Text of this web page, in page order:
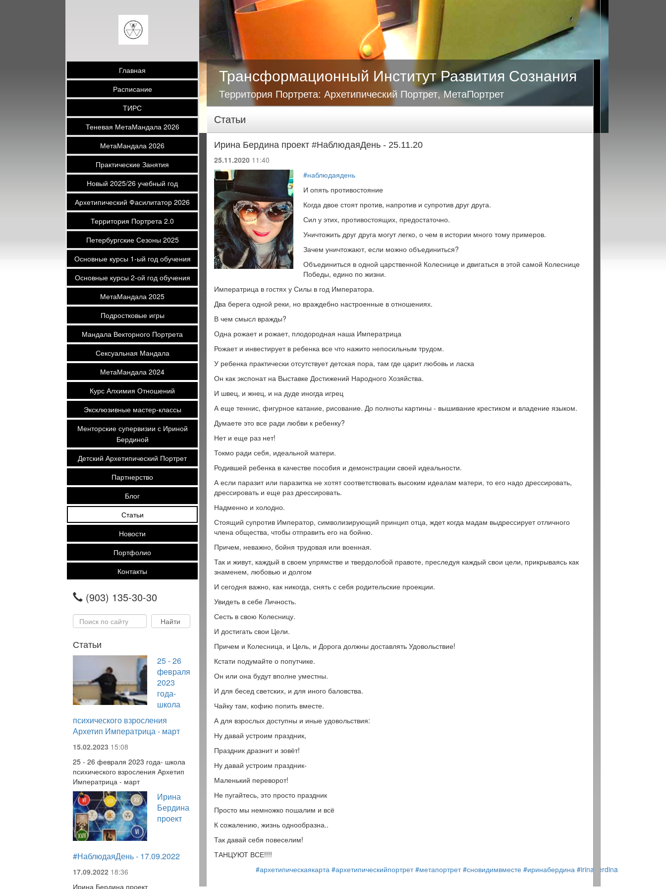
Главная
Расписание
ТИРС
Теневая МетаМандала 2026
МетаМандала 2026
Практические Занятия
Новый 2025/26 учебный год
Архетипический Фасилитатор 2026
Территория Портрета 2.0
Петербургские Сезоны 2025
Основные курсы 1-ый год обучения
Основные курсы 2-ой год обучения
МетаМандала 2025
Подростковые игры
Мандала Векторного Портрета
Сексуальная Мандала
МетаМандала 2024
Курс Алхимия Отношений
Эксклюзивные мастер-классы
Менторские супервизии с Ириной
Бердиной
Детский Архетипический Портрет
Партнерство
Блог
Статьи
Новости
Портфолио
Контакты
(903) 135-30-30
Статьи
25 - 26
февраля
2023
года-
школа
психического взросления
Архетип Императрица - март
15.02.2023 15:08
25 - 26 февраля 2023 года- школа
психического взросления Архетип
Императрица - март
Ирина
Бердина
проект
#НаблюдаяДень - 17.09.2022
17.09.2022 18:36
Ирина Бердина проект
Трансформационный Институт Развития Сознания
Территория Портрета: Архетипический Портрет, МетаПортрет
Статьи
Ирина Бердина проект #НаблюдаяДень - 25.11.20
25.11.2020 11:40
#наблюдаядень
И опять противостояние
Когда двое стоят против, напротив и супротив друг друга.
Сил у этих, противостоящих, предостаточно.
Уничтожить друг друга могут легко, о чем в истории много тому примеров.
Зачем уничтожают, если можно объединиться?
Объединиться в одной царственной Колеснице и двигаться в этой самой Колеснице
Победы, едино по жизни.
Императрица в гостях у Силы в год Императора.
Два берега одной реки, но враждебно настроенные в отношениях.
В чем смысл вражды?
Одна рожает и рожает, плодородная наша Императрица
Рожает и инвестирует в ребенка все что нажито непосильным трудом.
У ребенка практически отсутствует детская пора, там где царит любовь и ласка
Он как экспонат на Выставке Достижений Народного Хозяйства.
И швец, и жнец, и на дуде иногда игрец
А еще теннис, фигурное катание, рисование. До полноты картины - вышивание крестиком и владение языком.
Думаете это все ради любви к ребенку?
Нет и еще раз нет!
Токмо ради себя, идеальной матери.
Родившей ребенка в качестве пособия и демонстрации своей идеальности.
А если паразит или паразитка не хотят соответствовать высоким идеалам матери, то его надо дрессировать,
дрессировать и еще раз дрессировать.
Надменно и холодно.
Стоящий супротив Император, символизирующий принцип отца, ждет когда мадам выдрессирует отличного
члена общества, чтобы отправить его на бойню.
Причем, неважно, бойня трудовая или военная.
Так и живут, каждый в своем упрямстве и твердолобой правоте, преследуя каждый свои цели, прикрываясь как
знаменем, любовью и долгом
И сегодня важно, как никогда, снять с себя родительские проекции.
Увидеть в себе Личность.
Сесть в свою Колесницу.
И достигать свои Цели.
Причем и Колесница, и Цель, и Дорога должны доставлять Удовольствие!
Кстати подумайте о попутчике.
Он или она будут вполне уместны.
И для бесед светских, и для иного баловства.
Чайку там, кофию попить вместе.
А для взрослых доступны и иные удовольствия:
Ну давай устроим праздник,
Праздник дразнит и зовёт!
Ну давай устроим праздник-
Маленький переворот!
Не пугайтесь, это просто праздник
Просто мы немножко пошалим и всё
К сожалению, жизнь однообразна..
Так давай себя повеселим!
ТАНЦУЮТ ВСЕ!!!!
#архетипическаякарта #архетипическийпортрет #метапортрет #сновидимвместе #иринабердина #irinaberdina